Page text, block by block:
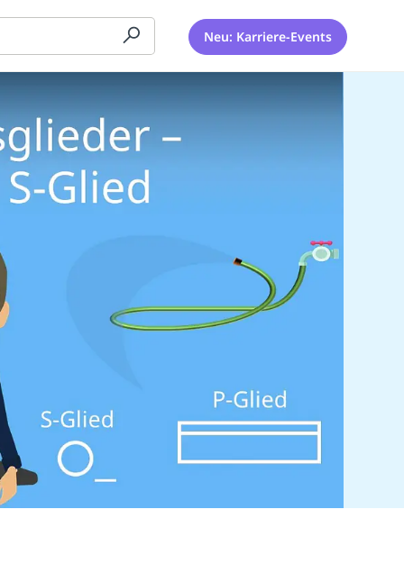
Neu: Karriere-Events